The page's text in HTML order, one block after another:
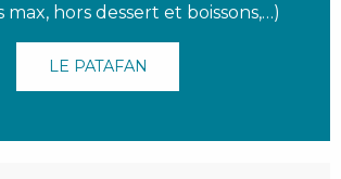
max, hors dessert et boissons,…)
LE PATAFAN